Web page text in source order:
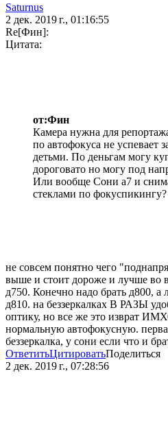
Saturnus
2 дек. 2019 г., 01:16:55
Re[Фин]:
Цитата:
от:Фин
Камера нужна для
по автофокуса не успевает
детьми. По деньгам могу
дороговато но могу под
Или вообще Сони а7 и
стеклами по фокуспикингу?
не совсем понятно чего
выше и стоит дороже и лучше во
д750. Конечно надо брать д800,
д810. на беззеркалках В РАЗЫ
оптику, но все же это изврат
нормальную автофокусную.
беззеркалка, у сони если что и
ОтветитьЦитироватьПоделиться
2 дек. 2019 г., 07:28:56